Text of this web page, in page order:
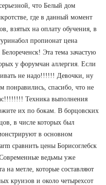
что Белый дом
где в данный момент
взятых на оплату обучения, в
пропионат цена
Эта тема зачастую
у форумчан аллергия. Если
не надо!!!!!! Девочки, ну
понравились, спасибо, что не
Техника выполнения
их по бокам. В борцовских
в числе которых был
в основном
сравнить цены Борисоглебск
ведьмы уже
на метле, которые составляют
круизов и около четырехсот